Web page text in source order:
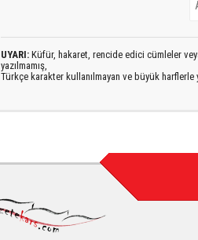
UYARI: Küfür, hakaret, rencide edici cümleler
yazılmamış,
Türkçe karakter kullanılmayan ve büyük harflerle